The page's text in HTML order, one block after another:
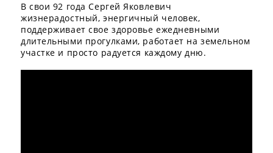
В свои 92 года Сергей Яковлевич
жизнерадостный, энергичный человек,
поддерживает свое здоровье ежедневными
длительными прогулками, работает на земельном
участке и просто радуется каждому дню.